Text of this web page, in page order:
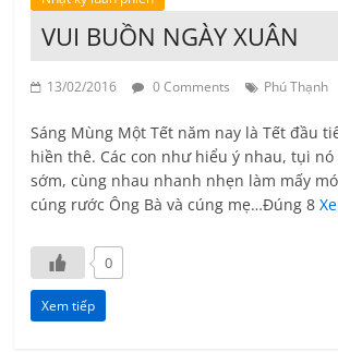
VUI BUỒN NGÀY XUÂN
13/02/2016 0 Comments Phú Thạnh
Sáng Mùng Một Tết năm nay là Tết đầu
hiền thê. Các con như hiểu ý nhau, tụi
sớm, cùng nhau nhanh nhẹn làm mấy
cúng rước Ông Bà và cúng mẹ…Đúng 8
0
Xem tiếp